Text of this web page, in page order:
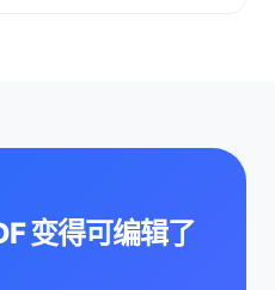
变得可编辑了